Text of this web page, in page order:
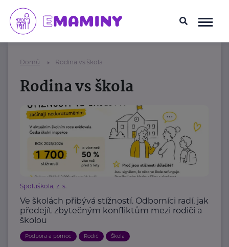
Domů Rodina vs škola
Rodina vs škola
Spoluškola, z. s.
Ve školách přibývá stížností. Odborníci radí, jak
předejít zbytečným konfliktům mezi rodiči a
školou
Podpora a pomoc Rodič Škola